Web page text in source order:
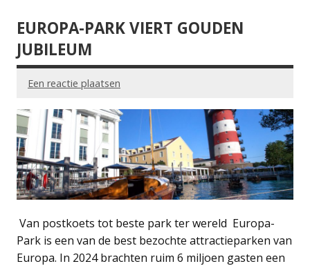
EUROPA-PARK VIERT GOUDEN
JUBILEUM
Een reactie plaatsen
Van postkoets tot beste park ter wereld Europa-
Park is een van de best bezochte attractieparken van
Europa. In 2024 brachten ruim 6 miljoen gasten een